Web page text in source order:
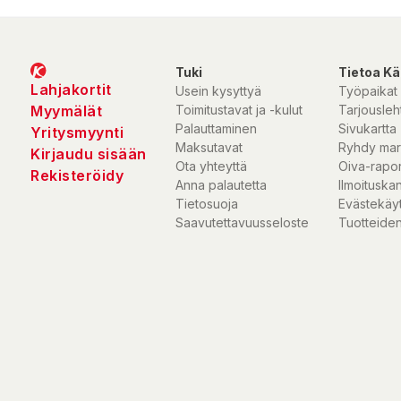
Mått packat: 118 x 22 x 22 cm
Absidstorlek: Ca 60 cm
Lahjakortit
Myymälät
Yritysmyynti
Kirjaudu sisään
Rekisteröidy
Tuki
Usein kysyttyä
Toimitustavat ja -kulut
Palauttaminen
Maksutavat
Ota yhteyttä
Anna palautetta
Tietosuoja
Saavutettavuusseloste
Tietoa
Työpaikat
Sivukartta
Ryhdy
Oiva-